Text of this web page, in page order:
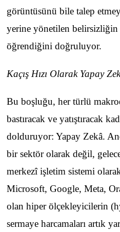
görüntüsünü bile talep
yerine yönetilen belirsizliğin
öğrendiğini doğruluyor.
Kaçış Hızı Olarak Yapay
Bu boşluğu, her türlü
bastıracak ve yatıştıracak
dolduruyor: Yapay Zekâ.
bir sektör olarak değil,
merkezî işletim sistemi
Microsoft, Google, Meta,
olan hiper ölçekleyicilerin
sermaye harcamaları artık